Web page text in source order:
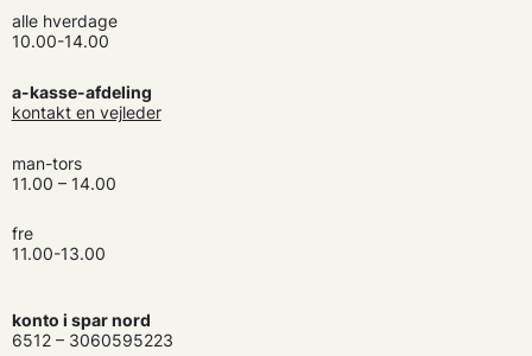
alle hverdage
10.00-14.00
a-kasse-afdeling
kontakt en vejleder
man-tors
11.00 – 14.00
fre
11.00-13.00
konto i spar nord
6512 – 3060595223